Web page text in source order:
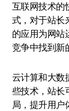
互联网技术的快速发展正在改变各行各业的运作方
式，对于站长
的应用为网站
竞争中找到新
云计算和大数
些技术，站长
局，提升用户